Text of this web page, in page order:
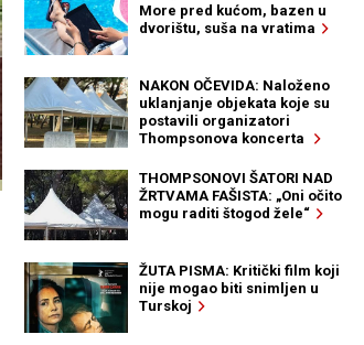
More pred kućom, bazen u
dvorištu, suša na vratima
NAKON OČEVIDA: Naloženo
uklanjanje objekata koje su
postavili organizatori
Thompsonova koncerta
THOMPSONOVI ŠATORI NAD
ŽRTVAMA FAŠISTA: „Oni očito
mogu raditi štogod žele“
ŽUTA PISMA: Kritički film koji
nije mogao biti snimljen u
Turskoj